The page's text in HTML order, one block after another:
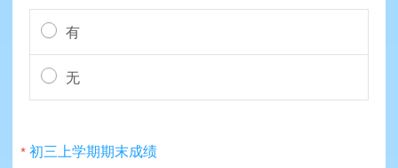
有
无
*初三上学期期末成绩